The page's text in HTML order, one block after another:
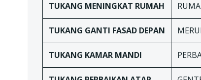
TUKANG MENINGKAT RUMAH
TUKANG GANTI FASAD DEPAN
TUKANG KAMAR MANDI